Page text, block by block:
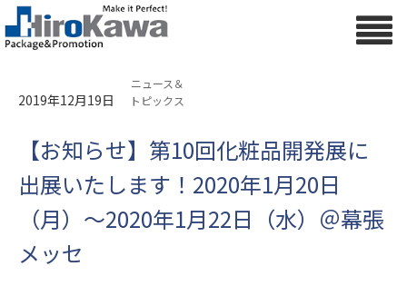
2019年12月19日
ニュース＆
トピックス
【お知らせ】第10回化粧品開発展に
出展いたします！2020年1月20日
（月）～2020年1月22日（水）＠幕張
メッセ